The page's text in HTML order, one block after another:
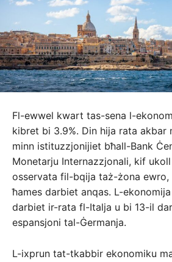
Fl-ewwel kwart tas-sena l-
kibret bi 3.9%. Din hija rata akbar
minn istituzzjonijiet bħall-Bank
Monetarju Internazzjonali, kif
osservata fil-bqija taż-żona ewro,
ħames darbiet anqas. L-
darbiet ir-rata fl-Italja u bi 13-il
espansjoni tal-Ġermanja.
L-ixprun tat-tkabbir ekonomiku